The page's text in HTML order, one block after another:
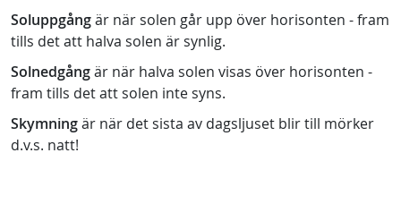
Soluppgångär när solen går upp över horisonten - fram
tills det att halva solen är synlig.
Solnedgångär när halva solen visas över horisonten -
fram tills det att solen inte syns.
Skymningär när det sista av dagsljuset blir till mörker
d.v.s. natt!